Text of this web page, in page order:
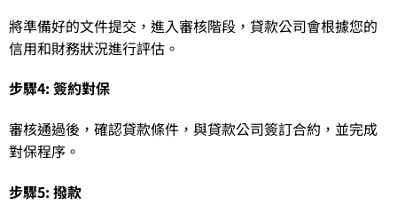
將準備好的文件提交，進入審核階段，貸款公司會根據您的
信用和財務狀況進行評估。
步驟4: 簽約對保
審核通過後，確認貸款條件，與貸款公司簽訂合約，並完成
對保程序。
步驟5: 撥款